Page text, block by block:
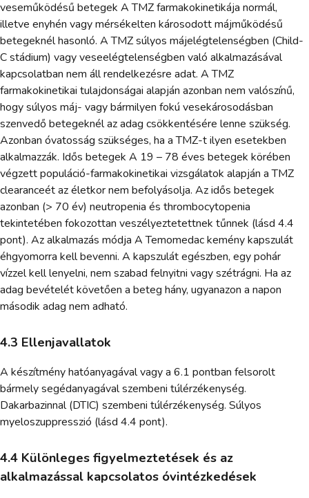
veseműködésű betegek A TMZ farmakokinetikája normál,
illetve enyhén vagy mérsékelten károsodott májműködésű
betegeknél hasonló. A TMZ súlyos májelégtelenségben (Child-
C stádium) vagy veseelégtelenségben való alkalmazásával
kapcsolatban nem áll rendelkezésre adat. A TMZ
farmakokinetikai tulajdonságai alapján azonban nem valószínű,
hogy súlyos máj- vagy bármilyen fokú vesekárosodásban
szenvedő betegeknél az adag csökkentésére lenne szükség.
Azonban óvatosság szükséges, ha a TMZ-t ilyen esetekben
alkalmazzák. Idős betegek A 19 – 78 éves betegek körében
végzett populáció-farmakokinetikai vizsgálatok alapján a TMZ
clearanceét az életkor nem befolyásolja. Az idős betegek
azonban (> 70 év) neutropenia és thrombocytopenia
tekintetében fokozottan veszélyeztetettnek tűnnek (lásd 4.4
pont). Az alkalmazás módja A Temomedac kemény kapszulát
éhgyomorra kell bevenni. A kapszulát egészben, egy pohár
vízzel kell lenyelni, nem szabad felnyitni vagy szétrágni. Ha az
adag bevételét követően a beteg hány, ugyanazon a napon
második adag nem adható.
4.3 Ellenjavallatok
A készítmény hatóanyagával vagy a 6.1 pontban felsorolt
bármely segédanyagával szembeni túlérzékenység.
Dakarbazinnal (DTIC) szembeni túlérzékenység. Súlyos
myeloszuppresszió (lásd 4.4 pont).
4.4 Különleges figyelmeztetések és az
alkalmazással kapcsolatos óvintézkedések